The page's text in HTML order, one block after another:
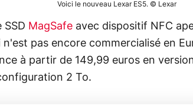
Voici le nouveau Lexar ES5. © Lexar
SSD MagSafe avec dispositif NFC
n'est pas encore commercialisé en
à partir de 149,99 euros en
2 To.